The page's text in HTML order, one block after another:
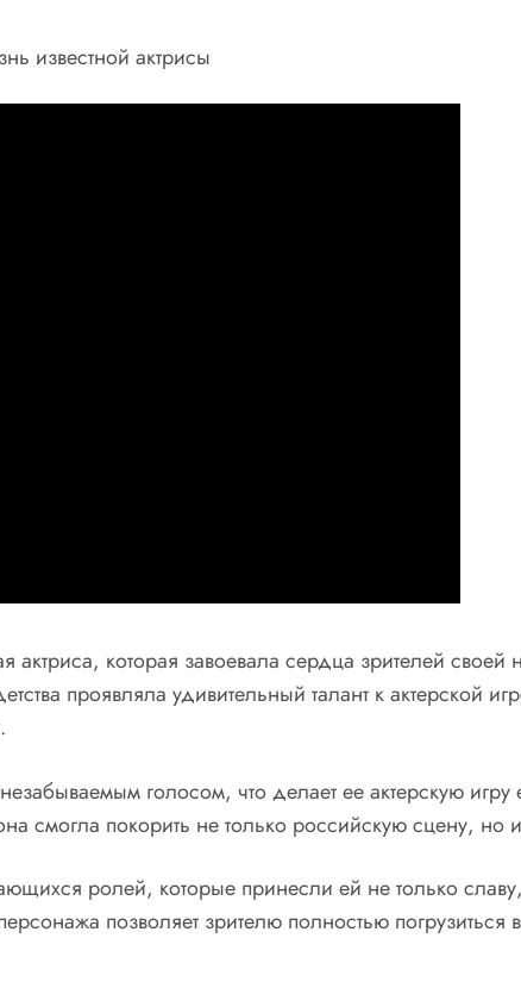
актриса, которая завоевала сердца зрителей
проявляла удивительный талант к актерской
голосом, что делает ее актерскую
смогла покорить не только российскую сцену,
ролей, которые принесли ей не только
позволяет зрителю полностью